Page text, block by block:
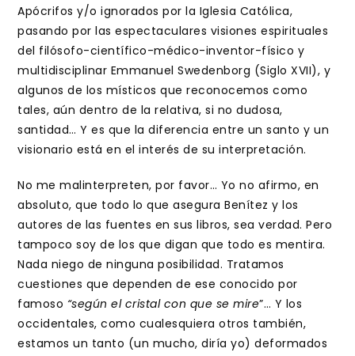
Apócrifos y/o ignorados por la Iglesia Católica,
pasando por las espectaculares visiones espirituales
del filósofo-científico-médico-inventor-físico y
multidisciplinar Emmanuel Swedenborg (Siglo XVII), y
algunos de los místicos que reconocemos como
tales, aún dentro de la relativa, si no dudosa,
santidad… Y es que la diferencia entre un santo y un
visionario está en el interés de su interpretación.
No me malinterpreten, por favor… Yo no afirmo, en
absoluto, que todo lo que asegura Benítez y los
autores de las fuentes en sus libros, sea verdad. Pero
tampoco soy de los que digan que todo es mentira.
Nada niego de ninguna posibilidad. Tratamos
cuestiones que dependen de ese conocido por
famoso “según el cristal con que se mire”… Y los
occidentales, como cualesquiera otros también,
estamos un tanto (un mucho, diría yo) deformados